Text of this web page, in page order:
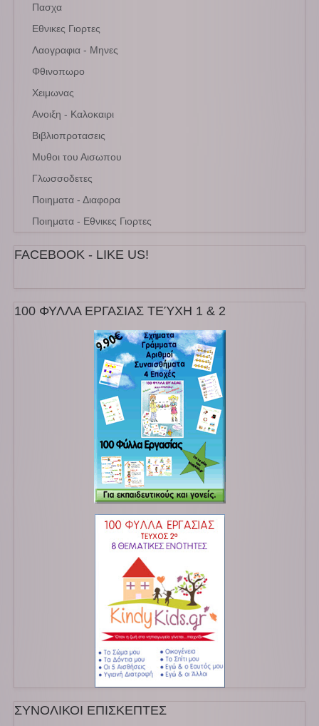
Πασχα
Εθνικες Γιορτες
Λαογραφια - Μηνες
Φθινοπωρο
Χειμωνας
Ανοιξη - Καλοκαιρι
Βιβλιοπροτασεις
Μυθοι του Αισωπου
Γλωσσοδετες
Ποιηματα - Διαφορα
Ποιηματα - Εθνικες Γιορτες
FACEBOOK - LIKE US!
100 ΦΥΛΛΑ ΕΡΓΑΣΙΑΣ ΤΕΎΧΗ 1 & 2
ΣΥΝΟΛΙΚΟΙ ΕΠΙΣΚΕΠΤΕΣ